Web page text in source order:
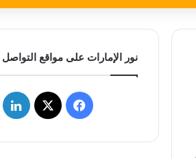
نور الإمارات على مواقع التواصل
ف
ل